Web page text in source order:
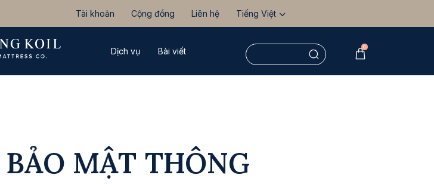
Tài khoản Cộng đồng Liên hệ Tiếng Việt
Dịch vụ Bài viết 0
MẬT THÔNG